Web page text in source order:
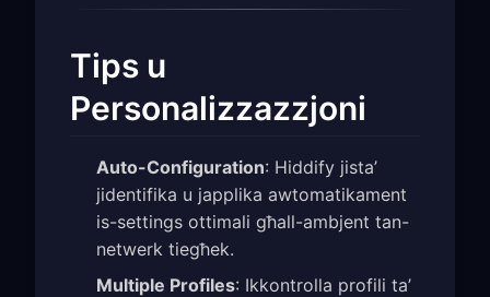
Tips u
Personalizzazzjoni
Auto-Configuration: Hiddify jista’
jidentifika u japplika awtomatikament
is-settings ottimali għall-ambjent tan-
netwerk tiegħek.
Multiple Profiles: Ikkontrolla profili ta’